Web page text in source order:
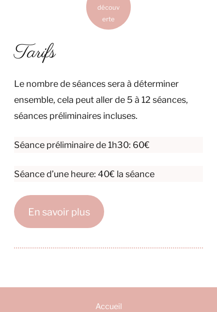
découv
erte
Tarifs
Le nombre de séances sera à déterminer
ensemble, cela peut aller de 5 à 12 séances,
séances préliminaires incluses.
Séance préliminaire de 1h30: 60€
Séance d’une heure: 40€ la séance
En savoir plus
Accueil